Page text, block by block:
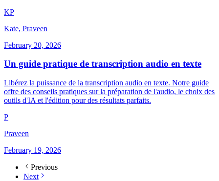
KP
Kate, Praveen
February 20, 2026
Un guide pratique de transcription audio en texte
Libérez la puissance de la transcription audio en texte. Notre guide
offre des conseils pratiques sur la préparation de l'audio, le choix des
outils d'IA et l'édition pour des résultats parfaits.
P
Praveen
February 19, 2026
Previous
Next